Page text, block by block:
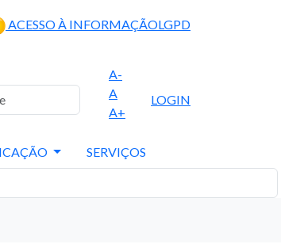
ACESSO À INFORMAÇÃOLGPD
A-
A
A+
LOGIN
SERVIÇOS